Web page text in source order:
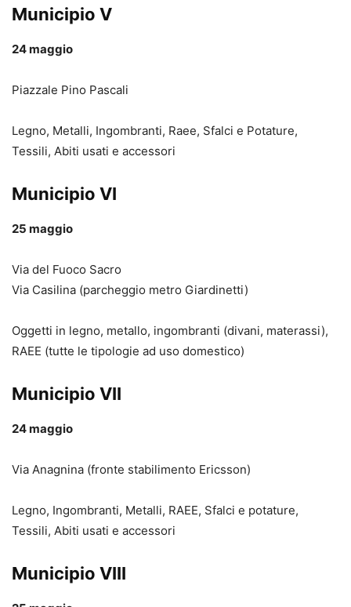
Municipio V
24 maggio
Piazzale Pino Pascali
Legno, Metalli, Ingombranti, Raee, Sfalci e Potature,
Tessili, Abiti usati e accessori
Municipio VI
25 maggio
Via del Fuoco Sacro
Via Casilina (parcheggio metro Giardinetti)
Oggetti in legno, metallo, ingombranti (divani, materassi),
RAEE (tutte le tipologie ad uso domestico)
Municipio VII
24 maggio
Via Anagnina (fronte stabilimento Ericsson)
Legno, Ingombranti, Metalli, RAEE, Sfalci e potature,
Tessili, Abiti usati e accessori
Municipio VIII